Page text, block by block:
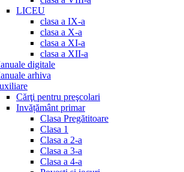
LICEU
clasa a IX-a
clasa a X-a
clasa a XI-a
clasa a XII-a
digitale
arhiva
Cărţi pentru preşcolari
Invățământ primar
Clasa Pregătitoare
Clasa 1
Clasa a 2-a
Clasa a 3-a
Clasa a 4-a